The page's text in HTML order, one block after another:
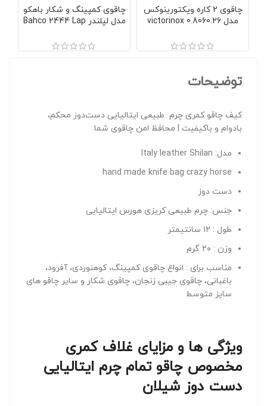
چاقوی 2 کاره ویکتورینوکس
مدل victorinox 0.8060.26
چاقوی کمپینگ و شکار باهکو
مدل لپلندر Bahco 2444 Lap
توضیحات
کیف چاقو کمری چرم طبیعی ایتالیایی دست‌دوز محکم،
بادوام و باکیفیت | محافظ امن چاقوی شما
مدل: Italy leather Shilan
hand made knife bag crazy horse
دست دوز
جنس: چرم طبیعی کریزی هورس ایتالیایی
طول : ۱۲ سانتیمتر
وزن : ۲۰ گرم
مناسب برای : انواع چاقوی کمپینگ، کوهنوردی، آفرود،
باغبانی، چاقوی جیبی زنجان، چاقوی شکار و سایر چاقو های
سایز متوسط
ویژگی ها و مزایای غلاف کمری
مخصوص چاقو تمام چرم ایتالیایی
دست دوز شیلان